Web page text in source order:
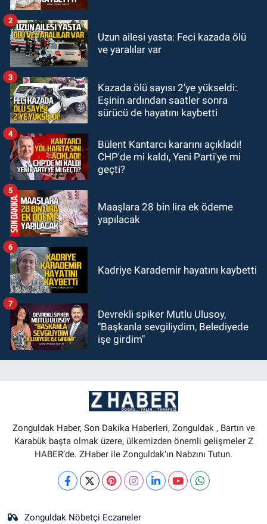
19:12TMO kabuklu fındık alım
GÜNDEM
18:52
anne ve çocuğuna saldırdı: Tedavi
Uzun ailesi yasta: Feci kazada ölü
ve yaralılar var
2
Kazada ölü sayısı 2’ye yükseldi:
Eşinin ardından saatler sonra
sürücü de hayatını kaybetti
3
Bülent Kantarcı kararını açıkladı!
CHP'de mi kaldı, Yeni Parti'ye mi
geçti?
4
Maaşlara 28 bin lira ek ödeme
yapılacak
5
Kadriye Karademir hayatını kaybetti
6
Devrekli spiker Mutlu Ulusoy,
"Başkanla sevgiliydim, Belediyede
işe girdim"
7
Zonguldak Haber, Son Dakika Haberleri, Zonguldak , Bartın ve
Karabük başta olmak üzere, ülkemizden önemli gelişmeler Z
HABER’de. ZHaber ile Zonguldak’ın Nabzını Tutun.
Zonguldak Nöbetçi Eczaneler